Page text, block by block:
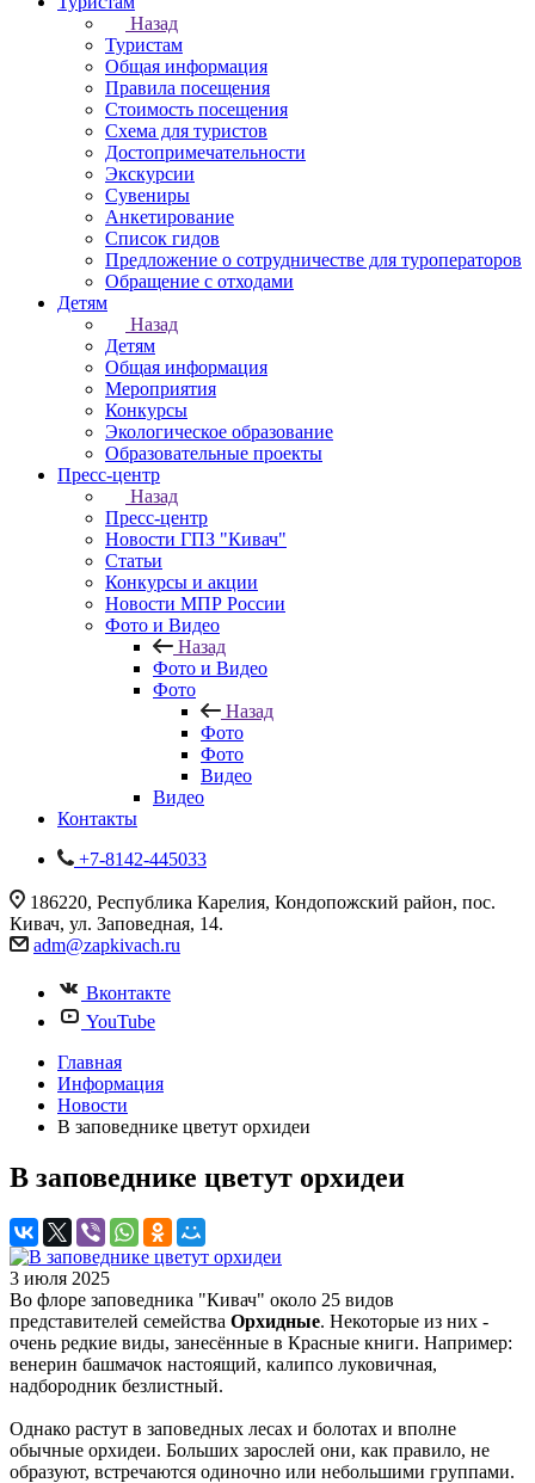
Назад
Туристам
Общая информация
Правила посещения
Стоимость посещения
Схема для туристов
Достопримечательности
Экскурсии
Сувениры
Анкетирование
Список гидов
Предложение о сотрудничестве для туроператоров
Обращение с отходами
Детям
Назад
Детям
Общая информация
Мероприятия
Конкурсы
Экологическое образование
Образовательные проекты
Пресс-центр
Назад
Пресс-центр
Новости ГПЗ "Кивач"
Статьи
Конкурсы и акции
Новости МПР России
Фото и Видео
Назад
Фото и Видео
Фото
Назад
Фото
Фото
Видео
Видео
Контакты
+7-8142-445033
186220, Республика Карелия, Кондопожский район, пос.
Кивач, ул. Заповедная, 14.
adm@zapkivach.ru
Вконтакте
YouTube
Главная
Информация
Новости
В заповеднике цветут орхидеи
В заповеднике цветут орхидеи
3 июля 2025
Во флоре заповедника "Кивач" около 25 видов
представителей семейства Орхидные. Некоторые из них -
очень редкие виды, занесённые в Красные книги. Например:
венерин башмачок настоящий, калипсо луковичная,
надбородник безлистный.
Однако растут в заповедных лесах и болотах и вполне
обычные орхидеи. Больших зарослей они, как правило, не
образуют, встречаются одиночно или небольшими группами.